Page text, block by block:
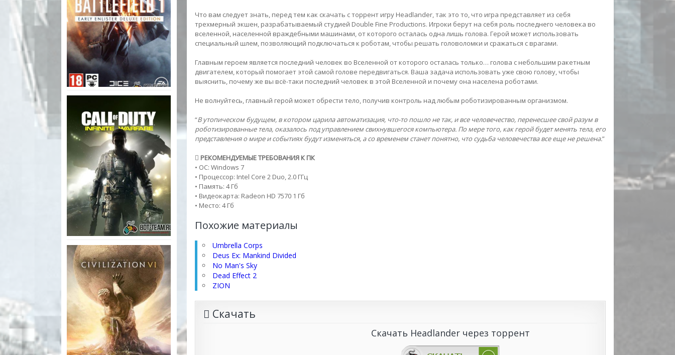
Что вам следует знать, перед тем как скачать с торрент игру Headlander, так это то, что игра представляет из себя
трехмерный экшен, разрабатываемый студией Double Fine Productions. Игроки берут на себя роль последнего человека во
вселенной, населенной враждебными машинами, от которого осталась одна лишь голова. Герой может использовать
специальный шлем, позволяющий подключаться к роботам, чтобы решать головоломки и сражаться с врагами.
Главным героем является последний человек во Вселенной от которого осталась только… голова с небольшим ракетным
двигателем, который помогает этой самой голове передвигаться. Ваша задача использовать уже свою голову, чтобы
выяснить, почему же вы всё-таки последний человек в этой Вселенной и почему она населена роботами.
Не волнуйтесь, главный герой может обрести тело, получив контроль над любым роботизированным организмом.
“В утопическом будущем, в котором царила автоматизация, что-то пошло не так, и все человечество, перенесшее свой разум в
роботизированные тела, оказалось под управлением свихнувшегося компьютера. По мере того, как герой будет менять тела, его
представления о мире и событиях будут изменяться, а со временем станет понятно, что судьба человечества все еще не решена.”
РЕКОМЕНДУЕМЫЕ ТРЕБОВАНИЯ К ПК
• ОС: Windows 7
• Процессор: Intel Core 2 Duo, 2.0 ГГц
• Память: 4 Гб
• Видеокарта: Radeon HD 7570 1 Гб
• Место: 4 Гб
Похожие материалы
Umbrella Corps
Deus Ex: Mankind Divided
No Man's Sky
Dead Effect 2
ZION
Скачать
Скачать Headlander через торрент